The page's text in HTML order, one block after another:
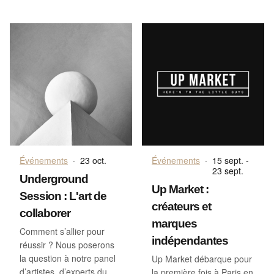
Événements · 23 oct.
Underground
Session : L'art de
collaborer
Comment s’allier pour
réussir ? Nous poserons
la question à notre panel
Événements · 15 sept. -
23 sept.
Up Market :
créateurs et
marques
indépendantes
Up Market débarque pour